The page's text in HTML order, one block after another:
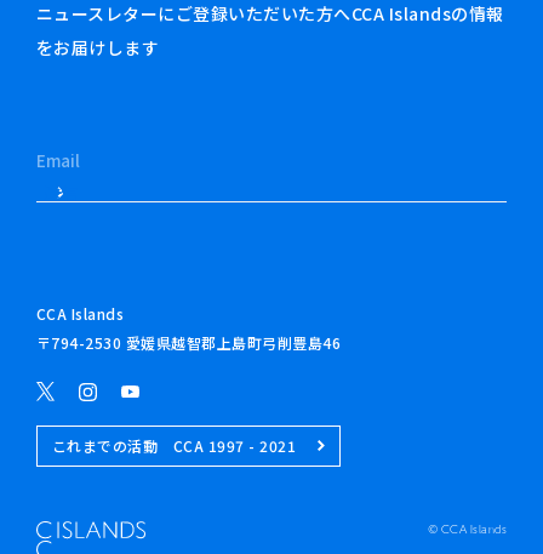
ニュースレターにご登録いただいた方へCCA Islandsの情報
をお届けします
CCA Islands
〒794-2530 愛媛県越智郡上島町弓削豊島46
これまでの活動 CCA 1997 - 2021
© CCA Islands